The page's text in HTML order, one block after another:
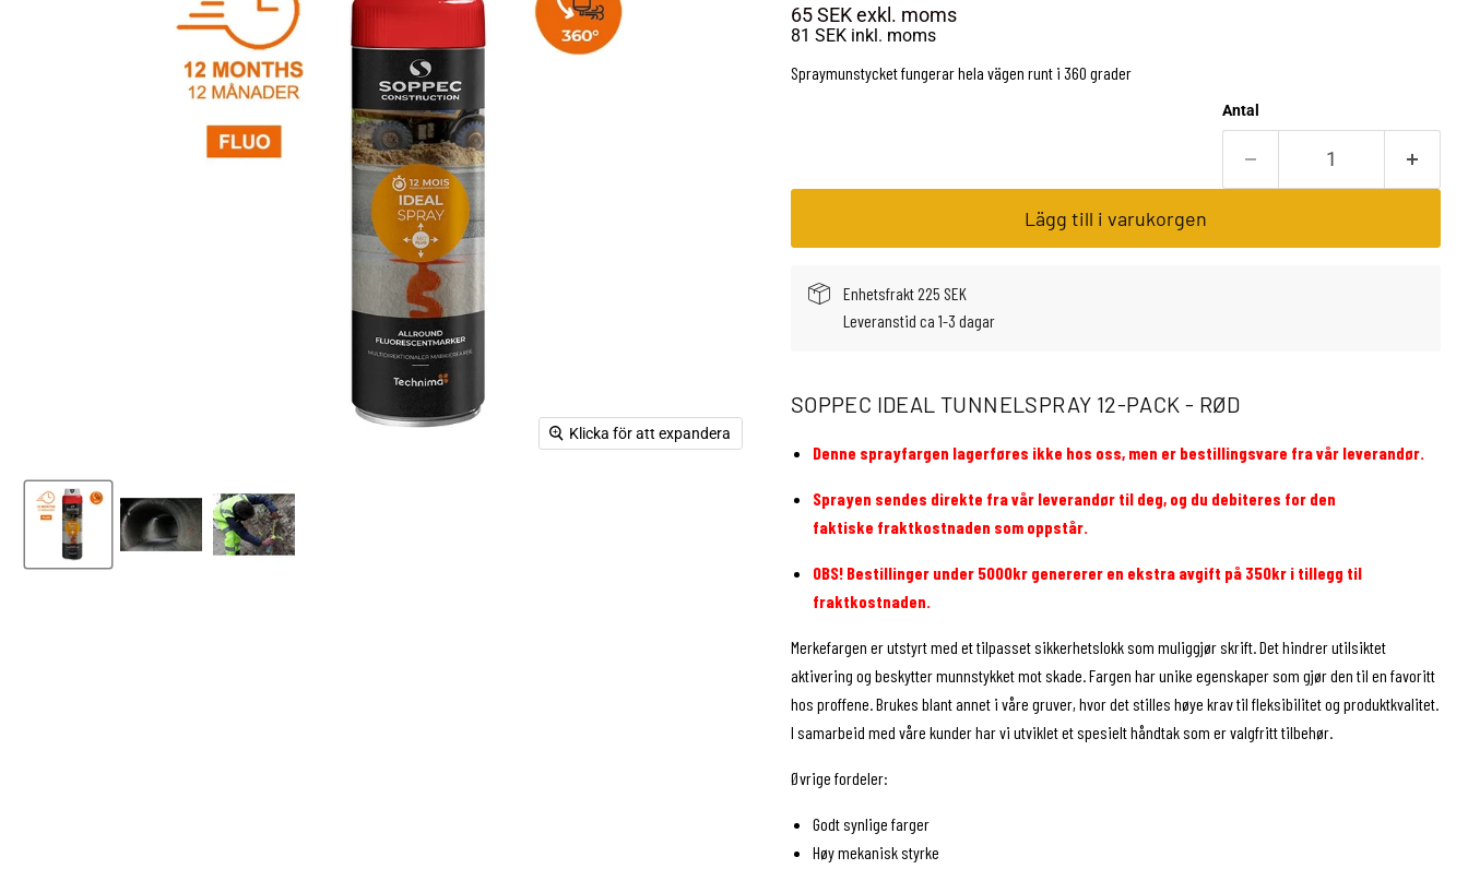
Klicka för att expandera
65 SEKexkl. moms
81 SEKinkl. moms
Spraymunstycket fungerar hela vägen runt i 360 grader
Antal
Lägg till i varukorgen
Enhetsfrakt 225 SEK
Leveranstid ca 1-3 dagar
SOPPEC IDEAL TUNNELSPRAY 12-PACK - RØD
Denne sprayfargen lagerføres ikke hos oss, men er bestillingsvare fra vår leverandør.
Sprayen sendes direkte fra vår leverandør til deg, og du debiteres for den
faktiske fraktkostnaden som oppstår.
OBS! Bestillinger under 5000kr genererer en ekstra avgift på 350kr i tillegg til
fraktkostnaden.
Merkefargen er utstyrt med et tilpasset sikkerhetslokk som muliggjør skrift. Det hindrer utilsiktet
aktivering og beskytter munnstykket mot skade. Fargen har unike egenskaper som gjør den til en favoritt
hos proffene. Brukes blant annet i våre gruver, hvor det stilles høye krav til fleksibilitet og produktkvalitet.
I samarbeid med våre kunder har vi utviklet et spesielt håndtak som er valgfritt tilbehør.
Øvrige fordeler:
Godt synlige farger
Høy mekanisk styrke